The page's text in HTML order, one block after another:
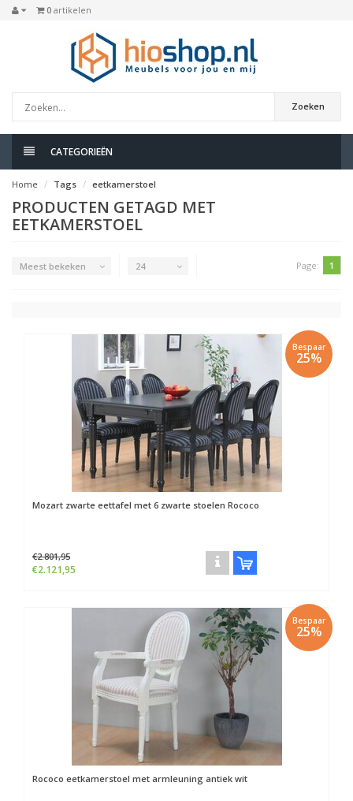
0 artikelen
Zoeken
CATEGORIEËN
Home Tags eetkamerstoel
PRODUCTEN GETAGD MET
EETKAMERSTOEL
Meest bekeken 24 Page: 1
Bespaar
25%
Mozart zwarte eettafel met 6 zwarte stoelen Rococo
€2.801,95
€2.121,95
Bespaar
25%
Rococo eetkamerstoel met armleuning antiek wit